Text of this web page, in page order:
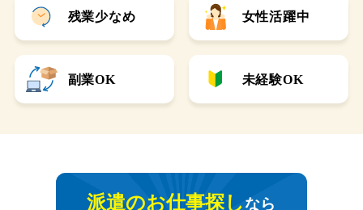
残業少なめ 女性活躍中
副業OK 未経験OK
派遣のお仕事探しなら